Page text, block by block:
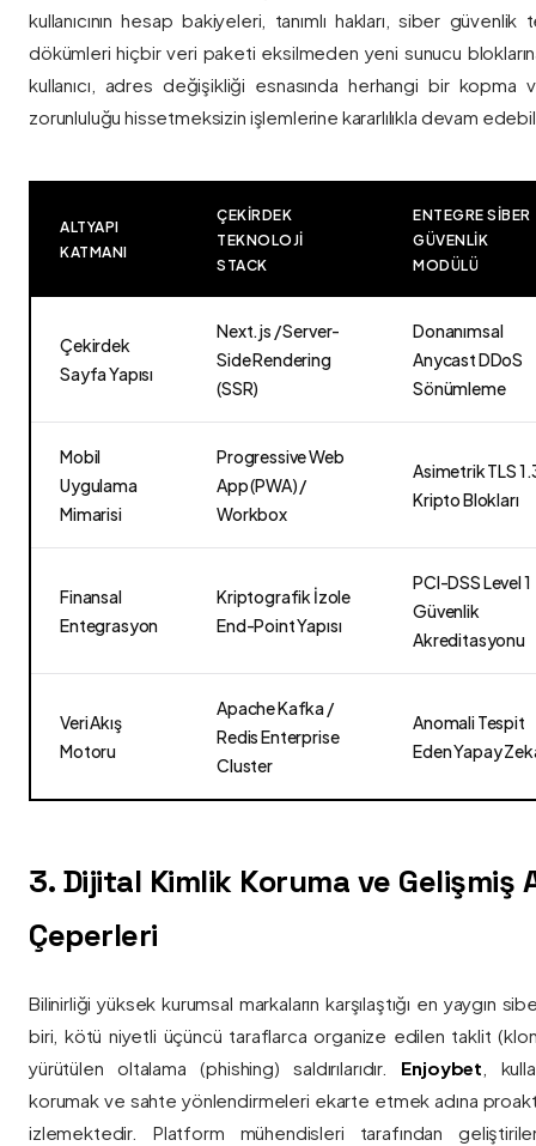
kullanıcının hesap bakiyeleri, tanımlı hakları, siber
dökümleri hiçbir veri paketi eksilmeden yeni sunucu
kullanıcı, adres değişikliği esnasında herhangi bir
zorunluluğu hissetmeksizin işlemlerine kararlılıkla devam
ALTYAPI
KATMANI
ÇEKIRDEK
TEKNOLOJI
STACK
ENTEGRE SIBER
GÜVENLIK
MODÜLÜ
Çekirdek
Sayfa Yapısı
Next.js / Server-
Side Rendering
(SSR)
Donanımsal
Anycast DDoS
Sönümleme
Mobil
Uygulama
Mimarisi
Progressive Web
App (PWA) /
Workbox
Asimetrik TLS
Kripto Blokları
Finansal
Entegrasyon
Kriptografik İzole
End-Point Yapısı
PCI-DSS Level 1
Güvenlik
Akreditasyonu
Veri Akış
Motoru
Apache Kafka /
Redis Enterprise
Cluster
Anomali Tespit
Eden Yapay
3. Dijital Kimlik Koruma ve Gelişmiş
Çeperleri
Bilinirliği yüksek kurumsal markaların karşılaştığı en yaygın
biri, kötü niyetli üçüncü taraflarca organize edilen taklit
yürütülen oltalama (phishing) saldırılarıdır. Enjoybet ,
korumak ve sahte yönlendirmeleri ekarte etmek adına
izlemektedir. Platform mühendisleri tarafından